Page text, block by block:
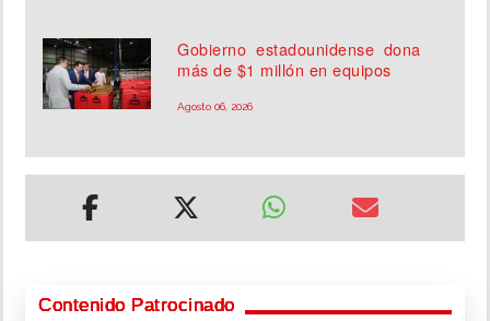
Gobierno estadounidense dona
más de $1 millón en equipos
Agosto 06, 2026
Contenido Patrocinado